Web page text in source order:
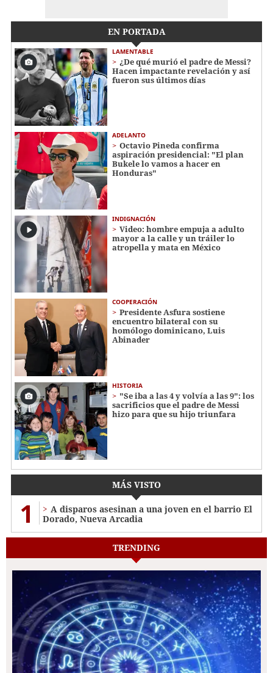
EN PORTADA
LAMENTABLE
¿De qué murió el padre de Messi?
Hacen impactante revelación y así
fueron sus últimos días
ADELANTO
Octavio Pineda confirma
aspiración presidencial: "El plan
Bukele lo vamos a hacer en
Honduras"
INDIGNACIÓN
Video: hombre empuja a adulto
mayor a la calle y un tráiler lo
atropella y mata en México
COOPERACIÓN
Presidente Asfura sostiene
encuentro bilateral con su
homólogo dominicano, Luis
Abinader
HISTORIA
"Se iba a las 4 y volvía a las 9": los
sacrificios que el padre de Messi
hizo para que su hijo triunfara
MÁS VISTO
1
A disparos asesinan a una joven en el barrio El
Dorado, Nueva Arcadia
TRENDING